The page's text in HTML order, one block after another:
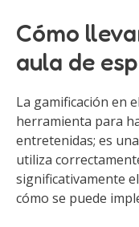
Cómo
aula de
La gamificación en
herramienta para
entretenidas; es
utiliza
significativamente
cómo se puede